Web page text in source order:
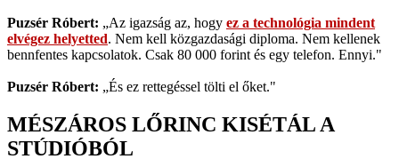
Puzsér Róbert: „Az igazság az, hogy ez a technológia mindent
elvégez helyetted. Nem kell közgazdasági diploma. Nem kellenek
bennfentes kapcsolatok. Csak 80 000 forint és egy telefon. Ennyi."
Puzsér Róbert: „És ez rettegéssel tölti el őket."
MÉSZÁROS LŐRINC KISÉTÁL A
STÚDIÓBÓL